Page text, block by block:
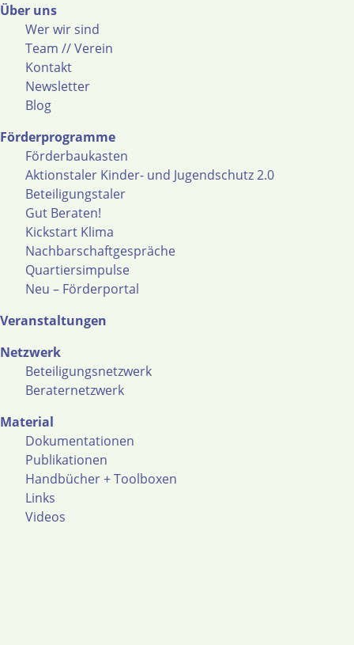
Über uns
Wer wir sind
Team // Verein
Kontakt
Newsletter
Blog
Förderprogramme
Förderbaukasten
Aktionstaler Kinder- und Jugendschutz 2.0
Beteiligungstaler
Gut Beraten!
Kickstart Klima
Nachbarschaftgespräche
Quartiersimpulse
Neu – Förderportal
Veranstaltungen
Netzwerk
Beteiligungsnetzwerk
Beraternetzwerk
Material
Dokumentationen
Publikationen
Handbücher + Toolboxen
Links
Videos